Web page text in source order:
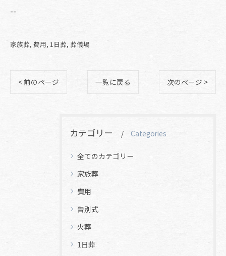
--
家族葬 費用 1日葬 葬儀場
< 前のページ 一覧に戻る 次のページ >
カテゴリー Categories
全てのカテゴリー
家族葬
費用
告別式
火葬
1日葬